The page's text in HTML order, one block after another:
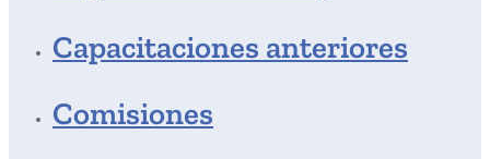
Capacitaciones anteriores
Comisiones